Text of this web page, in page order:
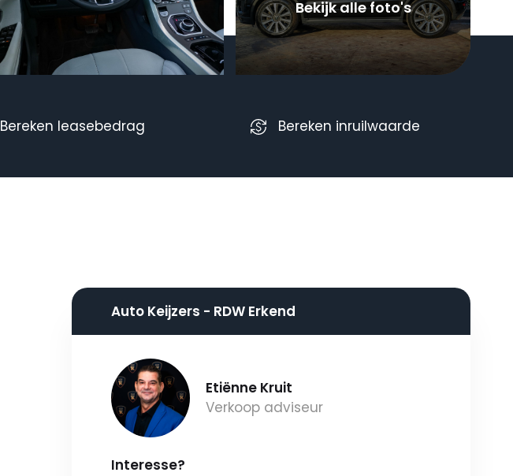
Bekijk alle foto's
Bereken leasebedrag Bereken inruilwaarde
Auto Keijzers - RDW Erkend
Etiënne Kruit
Verkoop adviseur
Interesse?